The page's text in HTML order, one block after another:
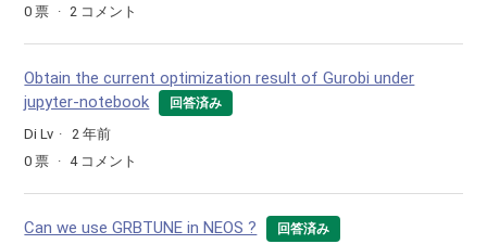
0 票 2 コメント
Obtain the current optimization result of Gurobi under
jupyter-notebook
回答済み
Di Lv
2 年前
0 票 4コメント
Can we use GRBTUNE in NEOS ? 回答済み